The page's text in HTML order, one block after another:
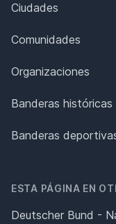
Ciudades
Comunidades
Organizaciones
Banderas históricas
Banderas
ESTA PÁGINA EN
Deutscher Bund -